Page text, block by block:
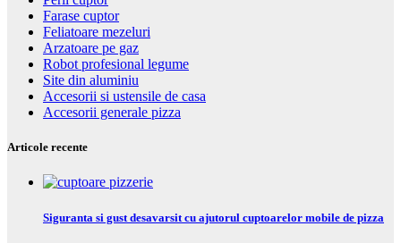
Farase cuptor
Feliatoare mezeluri
Arzatoare pe gaz
Robot profesional legume
Site din aluminiu
Accesorii si ustensile de casa
Accesorii generale pizza
Articole recente
Siguranta si gust desavarsit cu ajutorul cuptoarelor mobile de pizza